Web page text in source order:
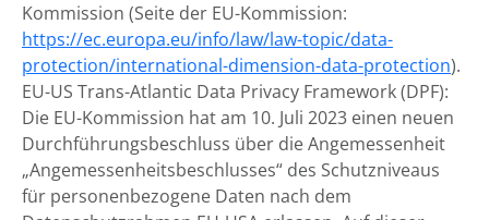
Kommission (Seite der EU-Kommission:
https://ec.europa.eu/info/law/law-topic/data-
protection/international-dimension-data-protection).
EU-US Trans-Atlantic Data Privacy Framework (DPF):
Die EU-Kommission hat am 10. Juli 2023 einen neuen
Durchführungsbeschluss über die Angemessenheit
„Angemessenheitsbeschlusses“ des Schutzniveaus
für personenbezogene Daten nach dem